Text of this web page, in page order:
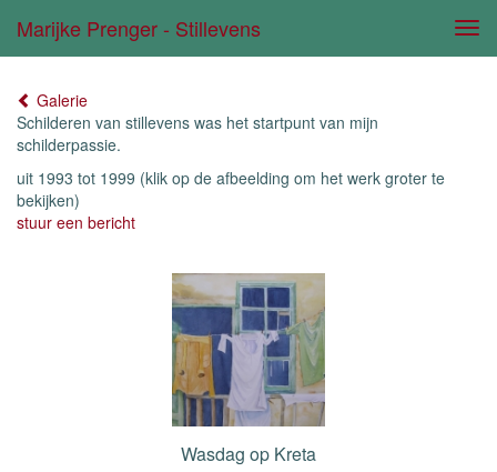
Marijke Prenger - Stillevens
Galerie
Schilderen van stillevens was het startpunt van mijn
schilderpassie.
uit 1993 tot 1999 (klik op de afbeelding om het werk groter te
bekijken)
stuur een bericht
Wasdag op Kreta